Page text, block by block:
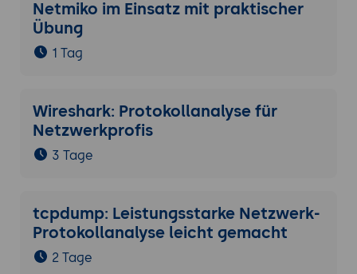
Netmiko im Einsatz mit praktischer
Übung
1 Tag
Wireshark: Protokollanalyse für
Netzwerkprofis
3 Tage
tcpdump: Leistungsstarke Netzwerk-
Protokollanalyse leicht gemacht
2 Tage